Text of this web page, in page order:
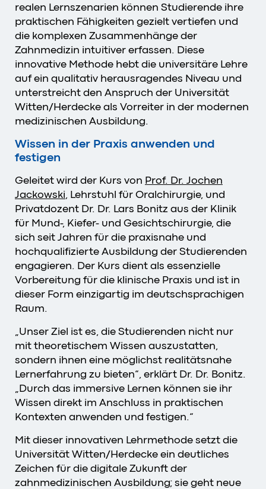
realen Lernszenarien können Studierende ihre
praktischen Fähigkeiten gezielt vertiefen und
die komplexen Zusammenhänge der
Zahnmedizin intuitiver erfassen. Diese
innovative Methode hebt die universitäre Lehre
auf ein qualitativ herausragendes Niveau und
unterstreicht den Anspruch der Universität
Witten/Herdecke als Vorreiter in der modernen
medizinischen Ausbildung.
Wissen in der Praxis anwenden und
festigen
Geleitet wird der Kurs von Prof. Dr. Jochen
Jackowski , Lehrstuhl für Oralchirurgie, und
Privatdozent Dr. Dr. Lars Bonitz aus der Klinik
für Mund-, Kiefer- und Gesichtschirurgie, die
sich seit Jahren für die praxisnahe und
hochqualifizierte Ausbildung der Studierenden
engagieren. Der Kurs dient als essenzielle
Vorbereitung für die klinische Praxis und ist in
dieser Form einzigartig im deutschsprachigen
Raum.
„Unser Ziel ist es, die Studierenden nicht nur
mit theoretischem Wissen auszustatten,
sondern ihnen eine möglichst realitätsnahe
Lernerfahrung zu bieten“, erklärt Dr. Dr. Bonitz.
„Durch das immersive Lernen können sie ihr
Wissen direkt im Anschluss in praktischen
Kontexten anwenden und festigen.“
Mit dieser innovativen Lehrmethode setzt die
Universität Witten/Herdecke ein deutliches
Zeichen für die digitale Zukunft der
zahnmedizinischen Ausbildung; sie geht neue